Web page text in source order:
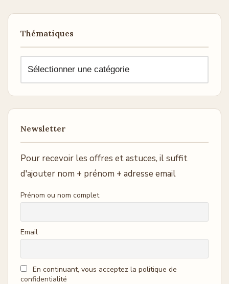
Thématiques
Newsletter
Pour recevoir les offres et astuces, il suffit
d'ajouter nom + prénom + adresse email
Prénom ou nom complet
Email
En continuant, vous acceptez la politique de
confidentialité